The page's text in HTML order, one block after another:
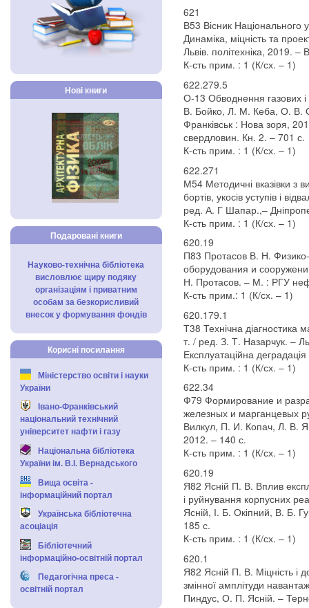
Нові книги
Подаровані книги
Науково-технічна бібліотека
висловлює щиру подяку
організаціям і приватним
особам за безкорисливий
внесок у формування фондів
Корисні посилання
Міністерство освіти і науки
України
Івано-Франківський
національний технічний
університет нафти і газу
Національна бібліотека
України ім. В.І. Вернадського
Вища освіта -
інформаційний портал
Українська бібліотечна
асоціація
Бібліотечний
інформаційно-освітній портал
Педагогічна преса -
освітній портал
621
В53 Вісник Національного
Динаміка, міцність та
Львів. політехніка, 2019.
К-сть прим. : 1 (К/сх. – 1)
622.279.5
О-13 Обводнення газових
В. Бойко, Л. М. Кеба, О. В.
Франківськ : Нова зоря,
свердловин. Кн. 2. – 701 с.
К-сть прим. : 1 (К/сх. – 1)
622.271
М54 Методичні вказівки з
бортів, укосів уступів і
ред. А. Г Шапар.,–
К-сть прим. : 1 (К/сх. – 1)
620.19
П83 Протасов В. Н.
оборудования и
Н. Протасов. – М. : РГУ
К-сть прим.: 1 (К/сх. – 1)
620.179.1
Т38 Технічна діагностика
т. / ред. З. Т. Назарчук. –
Експлуатаційна
К-сть прим. : 1 (К/сх. – 1)
622.34
Ф79 Формирование и
железных и марганцевых
Вилкул, П. И. Копач, Л. В.
2012. – 140 с.
К-сть прим. : 1 (К/сх. – 1)
620.19
Я82 Ясній П. В. Вплив
і руйнування корпусних
Ясній, І. Б. Окіпний, В. Б.
185 с.
К-сть прим. : 1 (К/сх. – 1)
620.1
Я82 Ясній П. В. Міцність і
змінної амплітуди
Пиндус, О. П. Ясній. –